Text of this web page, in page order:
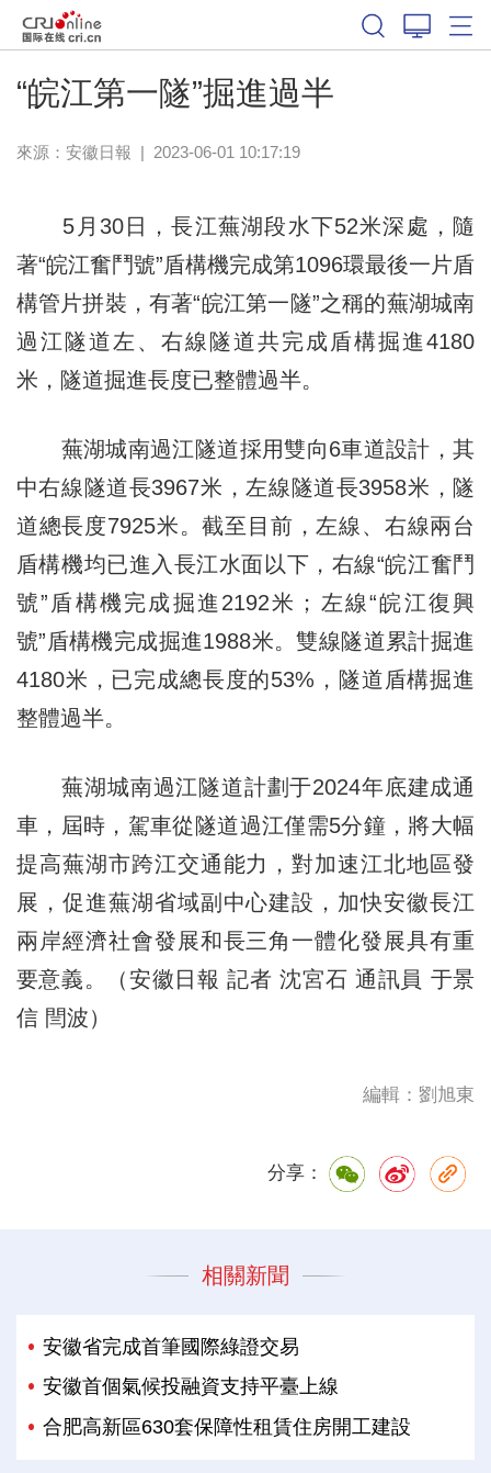
“皖江第一隧”掘進過半
來源： 安徽日報 | 2023-06-01 10:17:19
5月30日，長江蕪湖段水下52米深處，隨
著“皖江奮鬥號”盾構機完成第1096環最後一片盾
構管片拼裝，有著“皖江第一隧”之稱的蕪湖城南
過江隧道左、右線隧道共完成盾構掘進4180
米，隧道掘進長度已整體過半。
蕪湖城南過江隧道採用雙向6車道設計，其
中右線隧道長3967米，左線隧道長3958米，隧
道總長度7925米。截至目前，左線、右線兩台
盾構機均已進入長江水面以下，右線“皖江奮鬥
號”盾構機完成掘進2192米；左線“皖江復興
號”盾構機完成掘進1988米。雙線隧道累計掘進
4180米，已完成總長度的53%，隧道盾構掘進
整體過半。
蕪湖城南過江隧道計劃于2024年底建成通
車，屆時，駕車從隧道過江僅需5分鐘，將大幅
提高蕪湖市跨江交通能力，對加速江北地區發
展，促進蕪湖省域副中心建設，加快安徽長江
兩岸經濟社會發展和長三角一體化發展具有重
要意義。（安徽日報 記者 沈宮石 通訊員 于景
信 閆波）
編輯：劉旭東
分享：
相關新聞
安徽省完成首筆國際綠證交易
安徽首個氣候投融資支持平臺上線
合肥高新區630套保障性租賃住房開工建設